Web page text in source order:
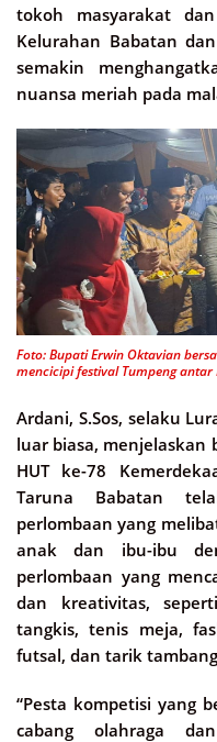
tokoh masyarakat
Kelurahan Babatan
semakin
nuansa meriah pada
Foto: Bupati Erwin Oktavian
mencicipi festival Tumpeng antar
Ardani, S.Sos, selaku
luar biasa, menjelaskan
HUT ke-78
Taruna Babatan
perlombaan yang
anak dan ibu-ibu
perlombaan yang
dan kreativitas,
tangkis, tenis meja,
futsal, dan tarik
“Pesta kompetisi yang
cabang olahraga